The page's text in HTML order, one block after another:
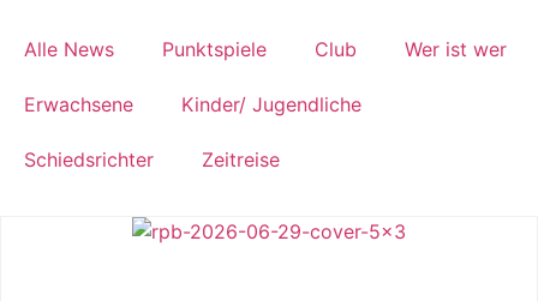
Alle News Punktspiele Club Wer ist wer
Erwachsene Kinder/ Jugendliche
Schiedsrichter Zeitreise